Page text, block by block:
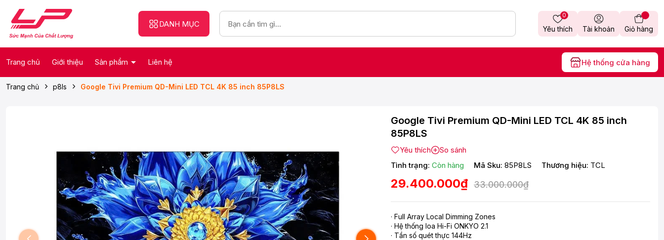
DANH MỤC
Yêu thích
0
Tài khoản Giỏ hàng
Trang chủ Giới thiệu Sản phẩm Liên hệ Hệ thống cửa hàng
Trang chủ p8ls Google Tivi Premium QD-Mini LED TCL 4K 85 inch 85P8LS
Google Tivi Premium QD-Mini LED TCL 4K 85 inch
85P8LS
Yêu thích
So sánh
Tình trạng: Còn hàng Mã Sku: 85P8LS Thương hiệu: TCL
29.400.000₫ 33.000.000₫
· Full Array Local Dimming Zones
· Hệ thống loa Hi-Fi ONKYO 2.1
· Tần số quét thực 144Hz